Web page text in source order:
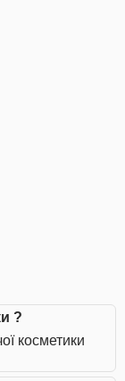
?
косметики